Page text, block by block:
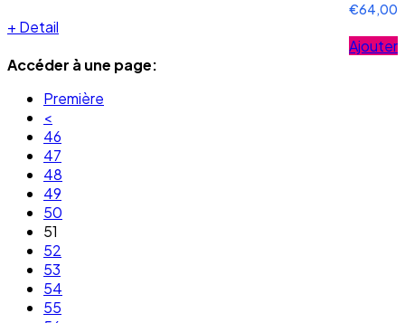
€64,00
+ Detail
Ajouter
Accéder à une page:
Première
<
46
47
48
49
50
51
52
53
54
55